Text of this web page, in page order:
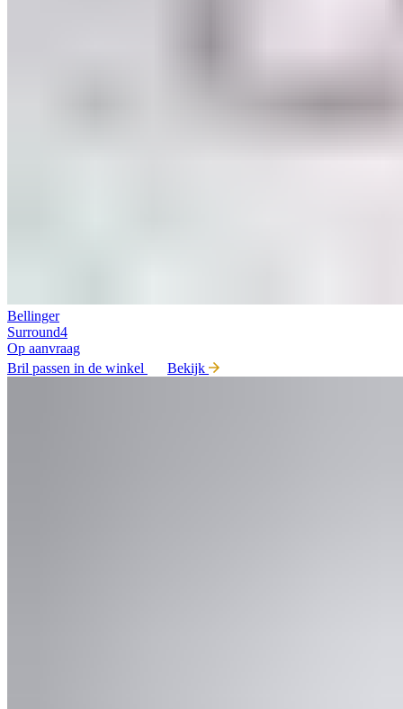
Bellinger
Surround4
Op aanvraag
Bril passen in de winkel
Bekijk